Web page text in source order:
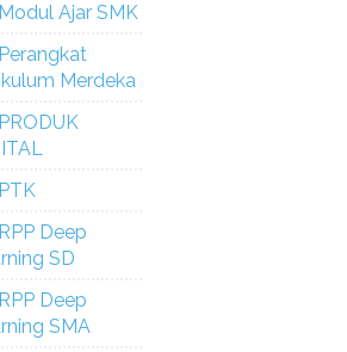
Modul Ajar SMK
Perangkat
Merdeka
PRODUK
PTK
RPP Deep
SD
RPP Deep
SMA